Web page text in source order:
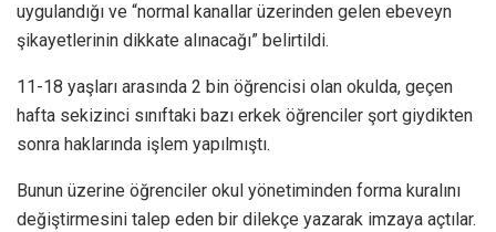
uygulandığı ve “normal kanallar üzerinden gelen ebeveyn
şikayetlerinin dikkate alınacağı” belirtildi.
11-18 yaşları arasında 2 bin öğrencisi olan okulda, geçen
hafta sekizinci sınıftaki bazı erkek öğrenciler şort giydikten
sonra haklarında işlem yapılmıştı.
Bunun üzerine öğrenciler okul yönetiminden forma kuralını
değiştirmesini talep eden bir dilekçe yazarak imzaya açtılar.